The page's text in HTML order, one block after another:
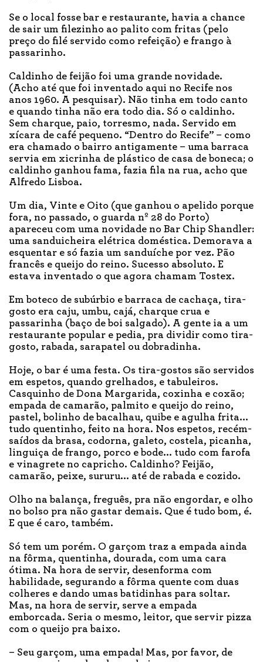
Se o local fosse bar e restaurante, havia a chance
de sair um filezinho ao palito com fritas (pelo
preço do filé servido como refeição) e frango à
passarinho.
Caldinho de feijão foi uma grande novidade.
(Acho até que foi inventado aqui no Recife nos
anos 1960. A pesquisar). Não tinha em todo canto
e quando tinha não era todo dia. Só o caldinho.
Sem charque, paio, torresmo, nada. Servido em
xícara de café pequeno. “Dentro do Recife” – como
era chamado o bairro antigamente – uma barraca
servia em xicrinha de plástico de casa de boneca; o
caldinho ganhou fama, fazia fila na rua, acho que
Alfredo Lisboa.
Um dia, Vinte e Oito (que ganhou o apelido porque
fora, no passado, o guarda nº 28 do Porto)
apareceu com uma novidade no Bar Chip Shandler:
uma sanduicheira elétrica doméstica. Demorava a
esquentar e só fazia um sanduíche por vez. Pão
francês e queijo do reino. Sucesso absoluto. E
estava inventado o que agora chamam Tostex.
Em boteco de subúrbio e barraca de cachaça, tira-
gosto era caju, umbu, cajá, charque crua e
passarinha (baço de boi salgado). A gente ia a um
restaurante popular e pedia, pra dividir como tira-
gosto, rabada, sarapatel ou dobradinha.
Hoje, o bar é uma festa. Os tira-gostos são servidos
em espetos, quando grelhados, e tabuleiros.
Casquinho de Dona Margarida, coxinha e coxão;
empada de camarão, palmito e queijo do reino,
pastel, bolinho de bacalhau, quibe e agulha frita...
tudo quentinho, feito na hora. Nos espetos, recém-
saídos da brasa, codorna, galeto, costela, picanha,
linguiça de frango, porco e bode... tudo com farofa
e vinagrete no capricho. Caldinho? Feijão,
camarão, peixe, sururu... até de rabada e cozido.
Olho na balança, freguês, pra não engordar, e olho
no bolso pra não gastar demais. Que é tudo bom, é.
E que é caro, também.
Só tem um porém. O garçom traz a empada ainda
na fôrma, quentinha, dourada, com uma cara
ótima. Na hora de servir, desenforma com
habilidade, segurando a fôrma quente com duas
colheres e dando umas batidinhas para soltar.
Mas, na hora de servir, serve a empada
emborcada. Seria o mesmo, leitor, que servir pizza
com o queijo pra baixo.
– Seu garçom, uma empada! Mas, por favor, de